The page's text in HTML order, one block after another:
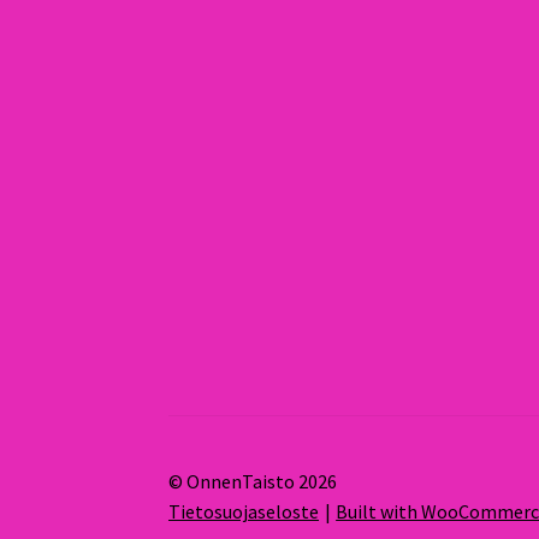
© OnnenTaisto 2026
Tietosuojaseloste
Built with